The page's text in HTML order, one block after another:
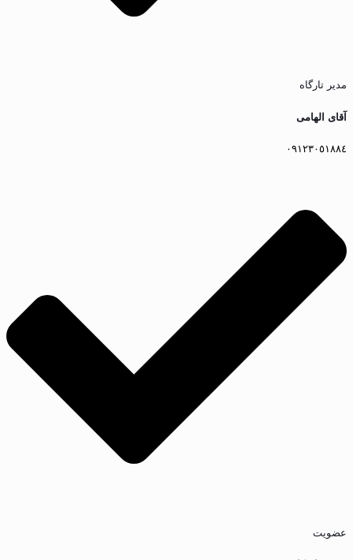
مدیر تارگاه
آقای الهامى
٠٩١٢٣٠٥١٨٨٤
عضویت